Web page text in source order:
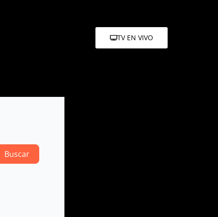
TV EN VIVO
BuscarSearch